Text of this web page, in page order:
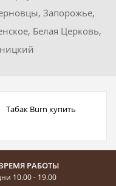
Запорожье,
Белая Церковь,
Табак Burn купить
РАБОТЫ
10.00 - 19.00